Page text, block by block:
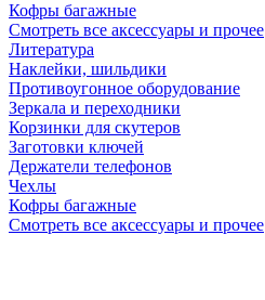
Кофры багажные
Смотреть все аксессуары и прочее
Литература
Наклейки, шильдики
Противоугонное оборудование
Зеркала и переходники
Корзинки для скутеров
Заготовки ключей
Держатели телефонов
Чехлы
Кофры багажные
Смотреть все аксессуары и прочее